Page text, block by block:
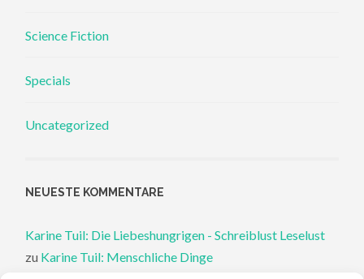
Science Fiction
Specials
Uncategorized
NEUESTE KOMMENTARE
Karine Tuil: Die Liebeshungrigen - Schreiblust Leselust
zu Karine Tuil: Menschliche Dinge